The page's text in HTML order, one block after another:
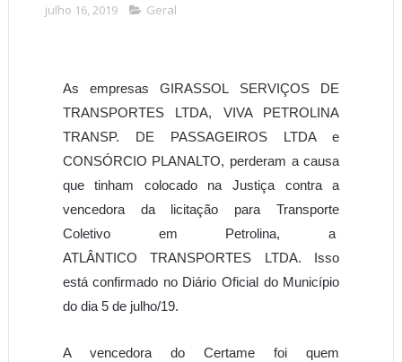
julho 16, 2019 Geral
As empresas GIRASSOL SERVIÇOS DE
TRANSPORTES LTDA, VIVA PETROLINA
TRANSP. DE PASSAGEIROS LTDA e
CONSÓRCIO PLANALTO, perderam a causa
que tinham colocado na Justiça contra a
vencedora da licitação para Transporte
Coletivo em Petrolina, a
ATLÂNTICO TRANSPORTES LTDA. Isso
está confirmado no Diário Oficial do Município
do dia 5 de julho/19.
A vencedora do Certame foi quem